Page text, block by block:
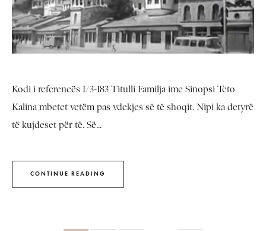
Kodi i referencës I/3-183 Titulli Familja ime Sinopsi Teto
Kalina mbetet vetëm pas vdekjes së të shoqit. Nipi ka detyrë
të kujdeset për të. Së...
CONTINUE READING